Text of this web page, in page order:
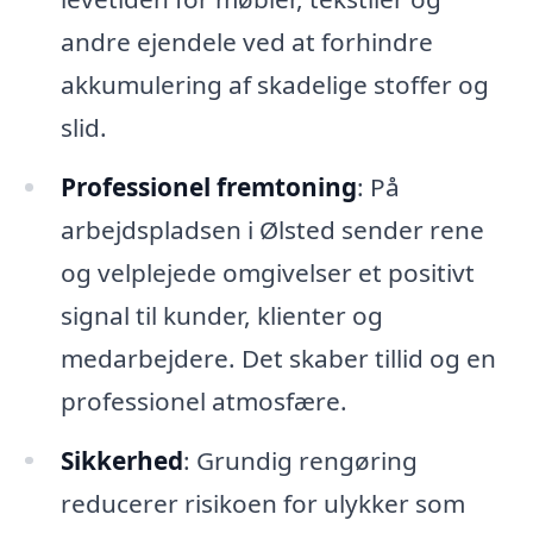
andre ejendele ved at forhindre
akkumulering af skadelige stoffer og
slid.
Professionel fremtoning: På
arbejdspladsen i Ølsted sender rene
og velplejede omgivelser et positivt
signal til kunder, klienter og
medarbejdere. Det skaber tillid og en
professionel atmosfære.
Sikkerhed: Grundig rengøring
reducerer risikoen for ulykker som